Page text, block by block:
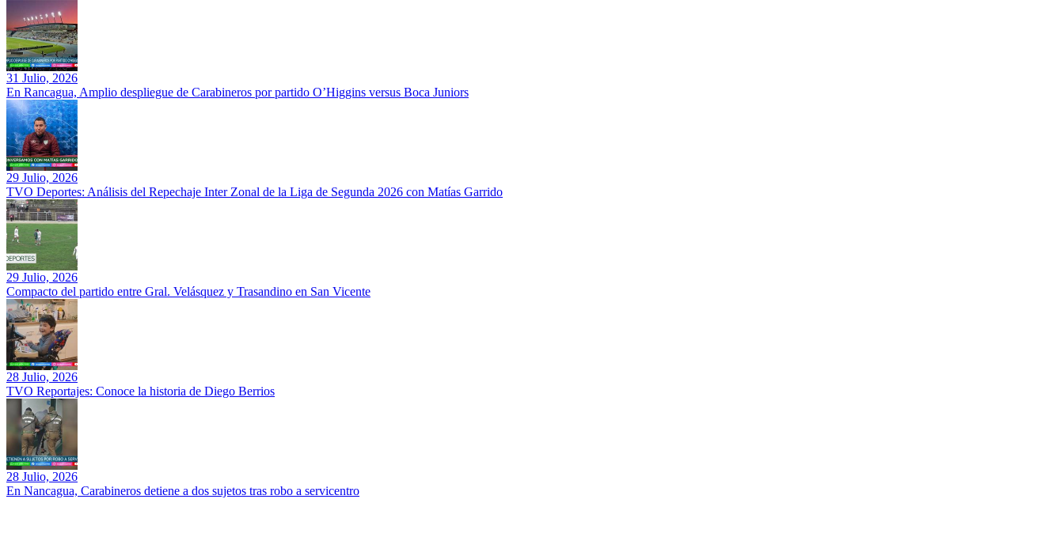
31 Julio, 2026
En Rancagua, Amplio despliegue de Carabineros por partido O’Higgins versus Boca Juniors
29 Julio, 2026
TVO Deportes: Análisis del Repechaje Inter Zonal de la Liga de Segunda 2026 con Matías Garrido
29 Julio, 2026
Compacto del partido entre Gral. Velásquez y Trasandino en San Vicente
28 Julio, 2026
TVO Reportajes: Conoce la historia de Diego Berrios
28 Julio, 2026
En Nancagua, Carabineros detiene a dos sujetos tras robo a servicentro